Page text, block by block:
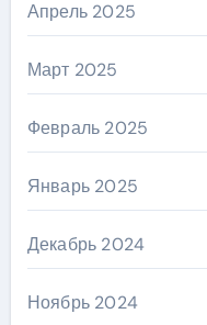
Апрель 2025
Март 2025
Февраль 2025
Январь 2025
Декабрь 2024
Ноябрь 2024